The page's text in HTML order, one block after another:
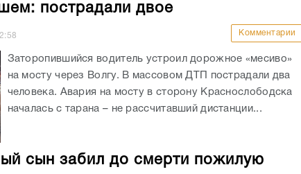
пострадали двое
Комментарии
Заторопившийся водитель устроил дорожное «месиво»
на мосту через Волгу. В массовом ДТП пострадали два
человека. Авария на мосту в сторону Краснослободска
началась с тарана – не рассчитавший дистанции...
сын забил до смерти пожилую